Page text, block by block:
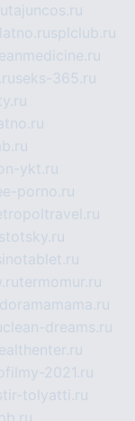
tajuncos.ru
splclub.ru
seks-365.ru
ykt.ru
porno.ru
termomur.ru
doramamama.ru
clean-dreams.ru
2021.ru
tolyatti.ru